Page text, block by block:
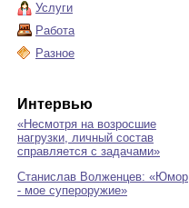
Услуги
Работа
Разное
Интервью
«Несмотря на возросшие
нагрузки, личный состав
справляется с задачами»
Станислав Волженцев: «Юмор
- мое супероружие»